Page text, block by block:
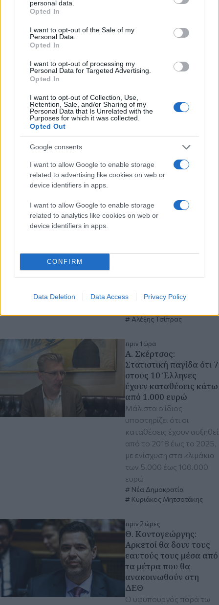
grant or deny consent to Google and its third-party tags to
use your data for below specified purposes in below Google
consent section.
personal data.
Opted In
I want to opt-out of the Sale of my
Personal Data.
Opted In
I want to opt-out of processing my
Personal Data for Targeted Advertising.
Opted In
I want to opt-out of Collection, Use,
Retention, Sale, and/or Sharing of my
Personal Data that Is Unrelated with the
Purposes for which it was collected.
Opted Out
Google consents
I want to allow Google to enable storage
related to advertising like cookies on web or
device identifiers in apps.
I want to allow Google to enable storage
related to analytics like cookies on web or
device identifiers in apps.
CONFIRM
Data Deletion Data Access Privacy Policy
Διαβάστε περισσότερα
Ε. Αχτσιόγλου: Τι
απαντά στα σενάρια
«Παραιτήθηκα από τη
κόμματος
Αλέξης Τσίπρας
πριν 1 ώρα
Α. Σκέρτσος:
Στατιστική παγίδα ότι 7
στους 10 Έλληνες
έχουν καταθέσεις κάτω
από 1.000 ευρώ
Μάλιστα ο ίδιος
υποστηρίζει ότι οι
καταθέσεις έχουν αυξηθεί
από το 2018 έως το 2025,
με ενίσχυση στα κλιμάκια
των 5.000 έως 100.000
ευρώ
Νέα Δημοκρατία
Κυριάκος Μητσοτάκης
πριν 2 ώρες
Θ. Κοντογεώργης:
Αρκετοί θα δουν τους
εαυτούς τους μέσα από
τα μέτρα που θα
ανακοινωθούν στη
ΔΕΘ
Ο υφυπουργός παρά τω